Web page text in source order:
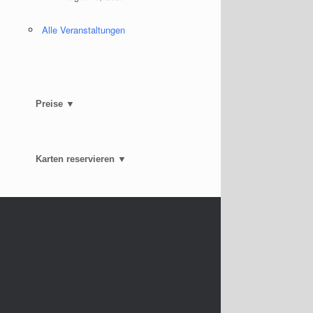
Alle Veranstaltungen
Preise ▼
Karten reservieren ▼